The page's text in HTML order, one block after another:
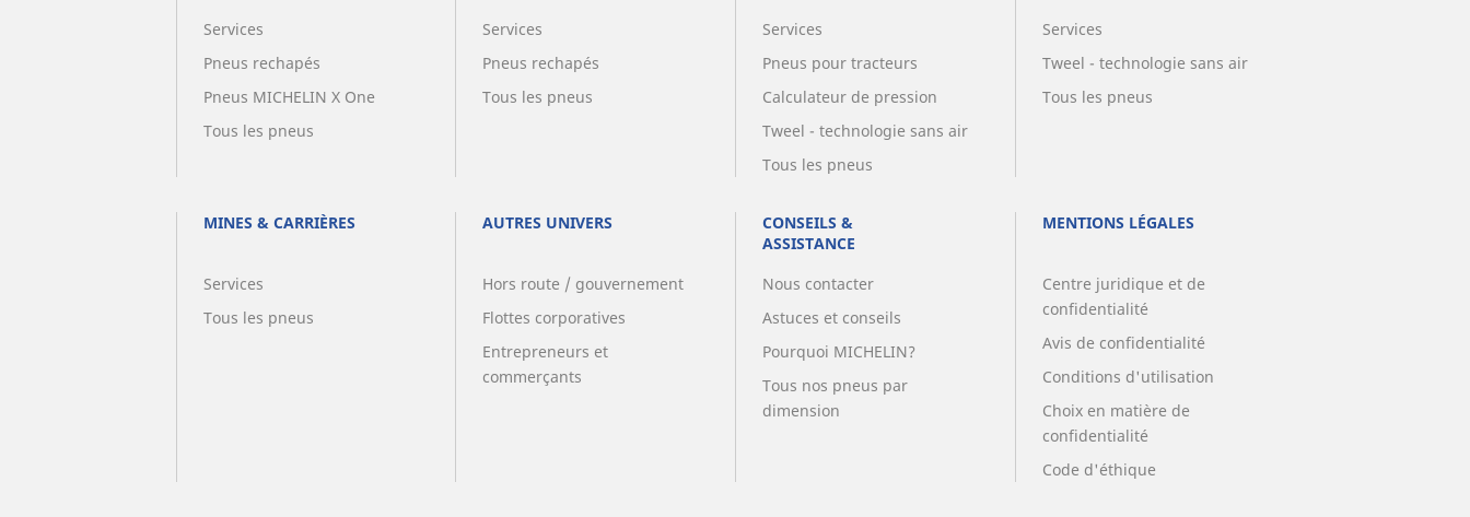
Services
Pneus rechapés
Pneus MICHELIN X One
Tous les pneus
Services
Pneus rechapés
Tous les pneus
Services
Pneus pour tracteurs
Calculateur de pression
Tweel - technologie sans air
Tous les pneus
Services
Tweel - technologie sans air
Tous les pneus
MINES & CARRIÈRES
Services
Tous les pneus
AUTRES UNIVERS
Hors route / gouvernement
Flottes corporatives
Entrepreneurs et
commerçants
CONSEILS &
ASSISTANCE
Nous contacter
Astuces et conseils
Pourquoi MICHELIN?
Tous nos pneus par
dimension
MENTIONS LÉGALES
Centre juridique et de
confidentialité
Avis de confidentialité
Conditions d'utilisation
Choix en matière de
confidentialité
Code d'éthique